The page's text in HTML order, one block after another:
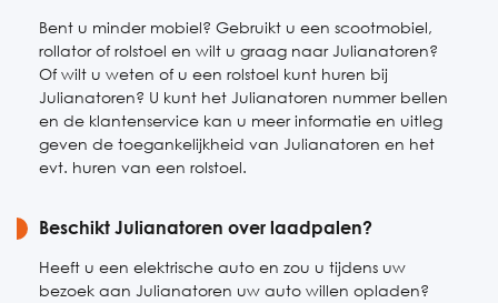
Bent u minder mobiel? Gebruikt u een scootmobiel,
rollator of rolstoel en wilt u graag naar Julianatoren?
Of wilt u weten of u een rolstoel kunt huren bij
Julianatoren? U kunt het Julianatoren nummer bellen
en de klantenservice kan u meer informatie en uitleg
geven de toegankelijkheid van Julianatoren en het
evt. huren van een rolstoel.
Beschikt Julianatoren over laadpalen?
Heeft u een elektrische auto en zou u tijdens uw
bezoek aan Julianatoren uw auto willen opladen?